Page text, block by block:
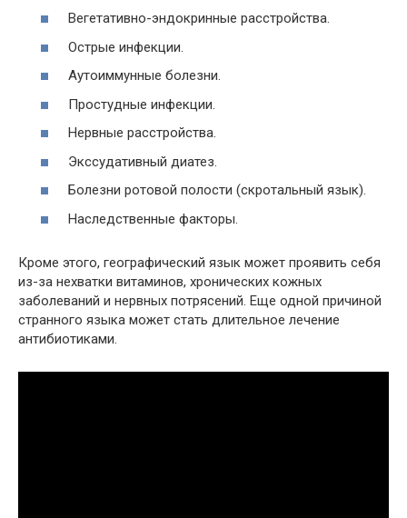
Вегетативно-эндокринные расстройства.
Острые инфекции.
Аутоиммунные болезни.
Простудные инфекции.
Нервные расстройства.
Экссудативный диатез.
Болезни ротовой полости (скротальный язык).
Наследственные факторы.
Кроме этого, географический язык может проявить себя
из-за нехватки витаминов, хронических кожных
заболеваний и нервных потрясений. Еще одной причиной
странного языка может стать длительное лечение
антибиотиками.